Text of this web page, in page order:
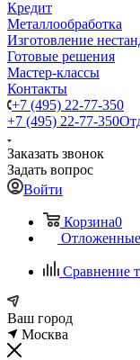
Кредит
Металлообработка
Изготовление
Готовые решения
Мастер-классы
Контакты
+7 (495) 22-77-350
+7 (495) 22-77-350
Заказать звонок
Задать вопрос
Войти
Корзина0
Отложенные
Сравнение
Ваш город
Москва